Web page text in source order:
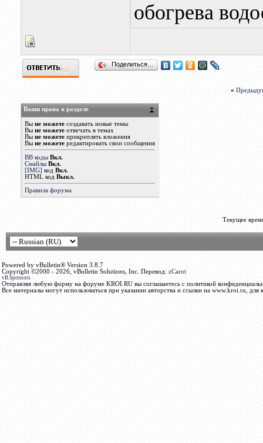
обогрева
Поделиться…
«
Ваши права в разделе
Вы не можетесоздавать новые темы
Вы не можетеотвечать в темах
Вы не можетеприкреплять вложения
Вы не можетередактировать свои сообщения
BB коды Вкл.
Смайлы Вкл.
[IMG] код Вкл.
HTML код Выкл.
Правила форума
Текущее
Powered by vBulletin® Version 3.8.7
Copyright ©2000 - 2026, vBulletin Solutions, Inc. Перевод: zCarot
vB.Sponsors
Отправляя любую форму на форуме KROI.RU вы соглашаетесь с политикой
Все материалы могут использоваться при указании авторства и ссылки на www.kroi.ru, для